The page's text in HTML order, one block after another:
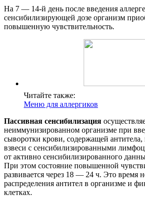
На 7 — 14-й день после введения
сенсибилизирующей дозе организм
повышенную чувствительность.
Читайте также:
Меню для аллергиков
Пассивная сенсибилизация
неиммунизированном организме при
сыворотки крови, содержащей антитела,
взвеси с сенсибилизированными
от активно сенсибилизированного
При этом состояние повышенной
развивается через 18 — 24 ч. Это время
распределения антител в организме и
клетках.